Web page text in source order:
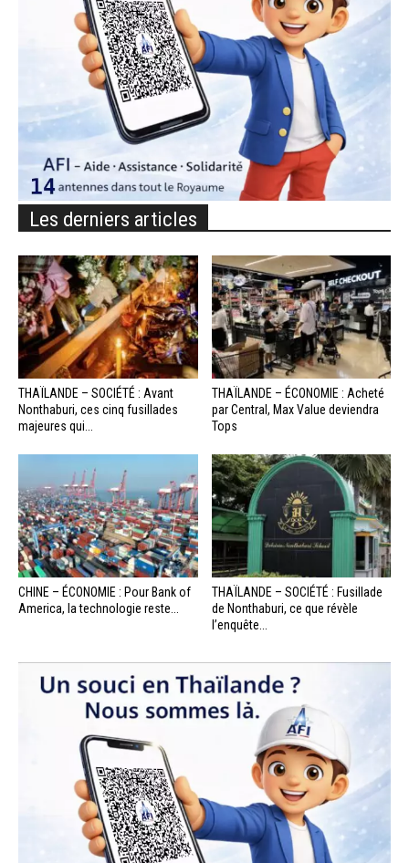
Les derniers articles
THAÏLANDE – SOCIÉTÉ : Avant
Nonthaburi, ces cinq fusillades
majeures qui...
THAÏLANDE – ÉCONOMIE : Acheté
par Central, Max Value deviendra
Tops
CHINE – ÉCONOMIE : Pour Bank of
America, la technologie reste...
THAÏLANDE – SOCIÉTÉ : Fusillade
de Nonthaburi, ce que révèle
l’enquête...